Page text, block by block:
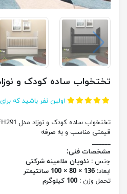
تختخواب ساده کودک و
اولین نفر باشید که
قیمتی مناسب و به صرفه
______
مشخصات فنی:
جنس : نئوپان ملامینه شرکتی
ابعاد: 136 × 80 × 100 سانتیمتر
تحمل وزن : 100 کیلوگرم